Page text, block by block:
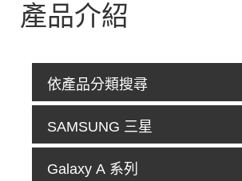
產品介紹